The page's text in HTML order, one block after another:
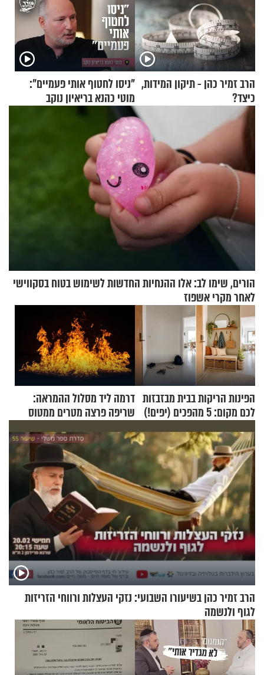
הרב זמיר כהן - תיקון המידות,
כיצד?
"ניסו לחטוף אותי פעמיים":
מוטי כהנא בריאיון נוקב
הורים, שימו לב: אלו ההנחיות החדשות לשימוש בטוח בסקווישי
לאחר מקרי אשפוז
הפינות הריקות בבית מבזבזות
לכם מקום: 5 מהפכים (יפים!)
שאפשר לעשות כבר היום
דרמה ליד מסלול ההמראה:
שריפה פרצה מטרים ממטוס
מלא בנוסעים
הרב זמיר כהן בשיעורו השבועי: נזקי העצלות ורווחי הזריזות
לגוף ולנשמה